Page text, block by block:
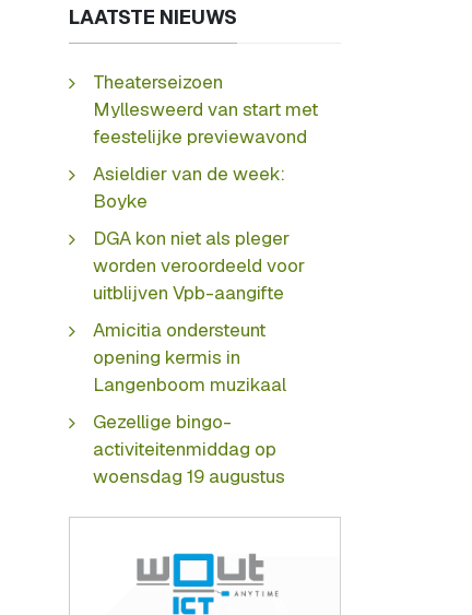
LAATSTE NIEUWS
Theaterseizoen
Myllesweerd van start met
feestelijke previewavond
Asieldier van de week:
Boyke
DGA kon niet als pleger
worden veroordeeld voor
uitblijven Vpb-aangifte
Amicitia ondersteunt
opening kermis in
Langenboom muzikaal
Gezellige bingo-
activiteitenmiddag op
woensdag 19 augustus